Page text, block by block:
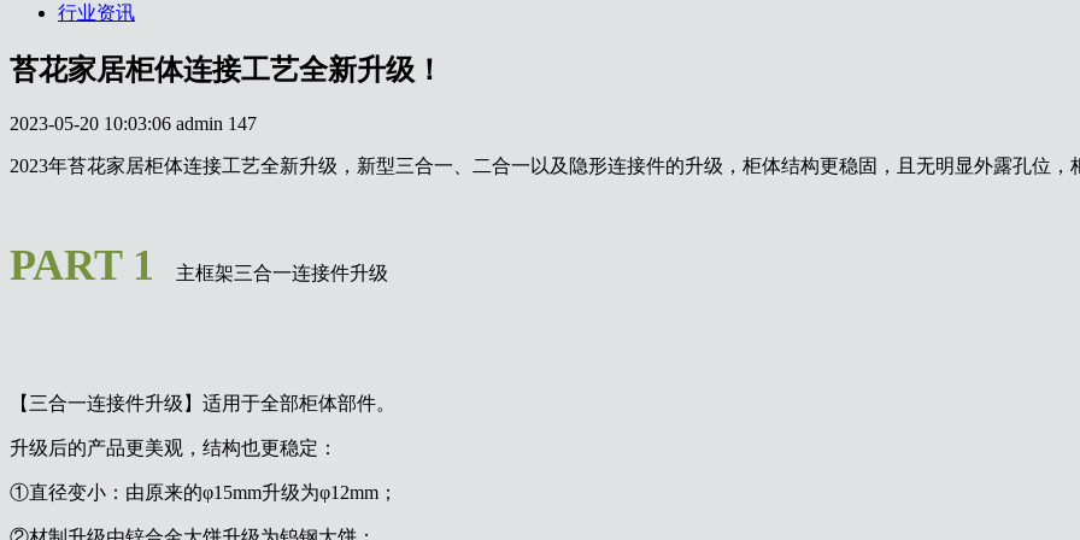
行业资讯
苔花家居柜体连接工艺全新升级！
2023-05-20 10:03:06 admin 147
2023年苔花家居柜体连接工艺全新升级，新型三合一、二合一以及隐形连接件的升级，柜体结构更稳固，且无明显外露孔位，
PART 1 主框架三合一连接件升级
【三合一连接件升级】适用于全部柜体部件。
升级后的产品更美观，结构也更稳定：
①直径变小：由原来的φ15mm升级为φ12mm；